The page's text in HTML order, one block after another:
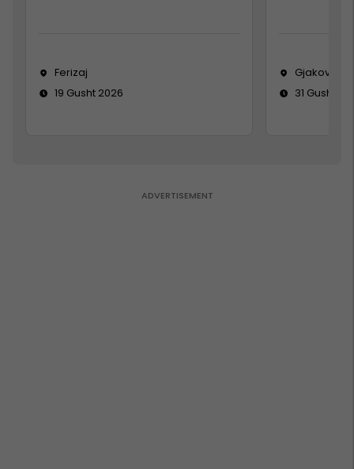
Ferizaj
19 Gusht 2026
Gjakovë
31 Gusht